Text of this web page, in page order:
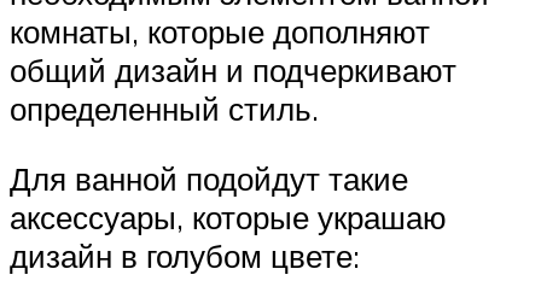
комнаты, которые дополняют
общий дизайн и подчеркивают
определенный стиль.
Для ванной подойдут такие
аксессуары, которые украшаю
дизайн в голубом цвете: